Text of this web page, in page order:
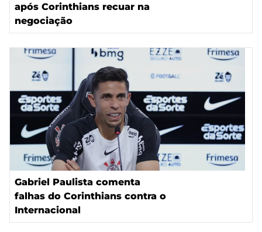
após Corinthians recuar na
negociação
Gabriel Paulista comenta
falhas do Corinthians contra o
Internacional